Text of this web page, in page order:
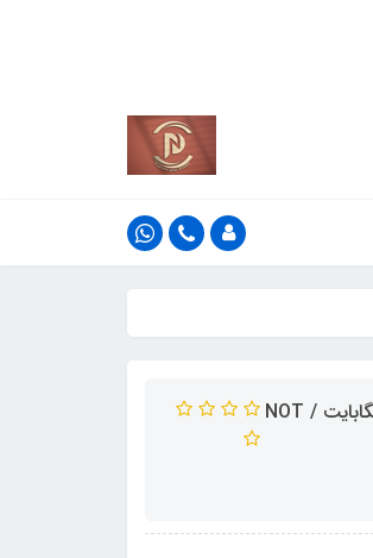
گوشی اپل مدل iPhone 13 Pro Max LLA تک سیم‌ کارت 128 گیگابایت / رم 6 گیگابایت / NOT